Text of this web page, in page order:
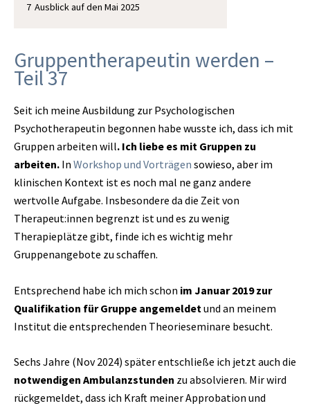
7 Ausblick auf den Mai 2025
Gruppentherapeutin werden –
Teil 37
Seit ich meine Ausbildung zur Psychologischen
Psychotherapeutin begonnen habe wusste ich, dass ich mit
Gruppen arbeiten will. Ich liebe es mit Gruppen zu
arbeiten. In Workshop und Vorträgen sowieso, aber im
klinischen Kontext ist es noch mal ne ganz andere
wertvolle Aufgabe. Insbesondere da die Zeit von
Therapeut:innen begrenzt ist und es zu wenig
Therapieplätze gibt, finde ich es wichtig mehr
Gruppenangebote zu schaffen.
Entsprechend habe ich mich schon im Januar 2019 zur
Qualifikation für Gruppe angemeldet und an meinem
Institut die entsprechenden Theorieseminare besucht.
Sechs Jahre (Nov 2024) später entschließe ich jetzt auch die
notwendigen Ambulanzstunden zu absolvieren. Mir wird
rückgemeldet, dass ich Kraft meiner Approbation und